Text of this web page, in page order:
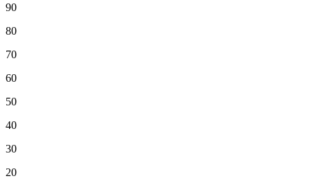
90
80
70
60
50
40
30
20